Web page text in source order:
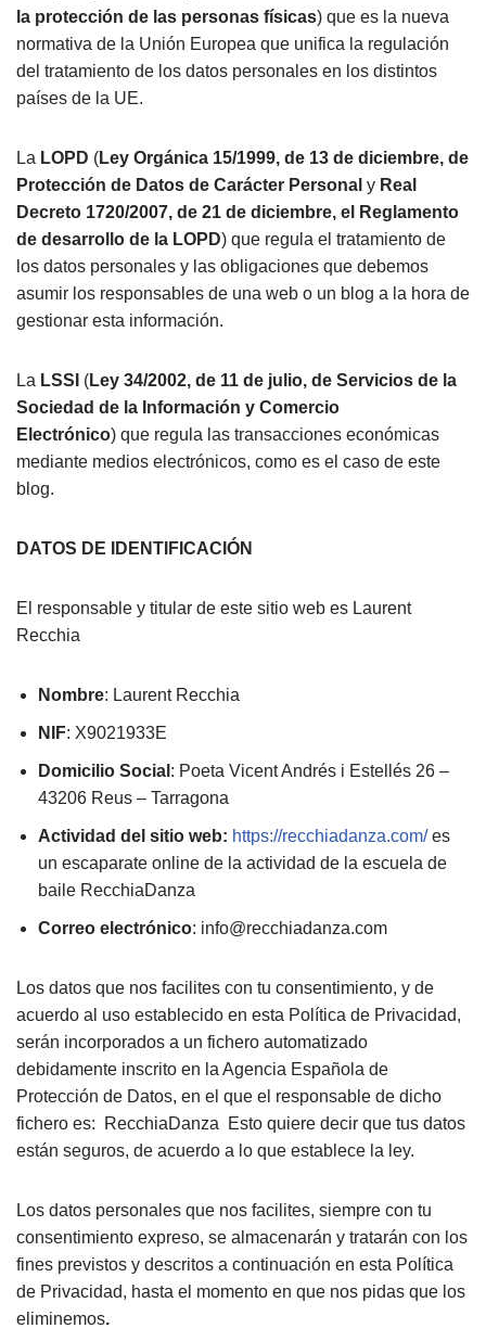
la protección de las personas físicas) que es la nueva
normativa de la Unión Europea que unifica la regulación
del tratamiento de los datos personales en los distintos
países de la UE.
La LOPD (Ley Orgánica 15/1999, de 13 de diciembre, de
Protección de Datos de Carácter Personal y Real
Decreto 1720/2007, de 21 de diciembre, el Reglamento
de desarrollo de la LOPD) que regula el tratamiento de
los datos personales y las obligaciones que debemos
asumir los responsables de una web o un blog a la hora de
gestionar esta información.
La LSSI (Ley 34/2002, de 11 de julio, de Servicios de la
Sociedad de la Información y Comercio
Electrónico) que regula las transacciones económicas
mediante medios electrónicos, como es el caso de este
blog.
DATOS DE IDENTIFICACIÓN
El responsable y titular de este sitio web es Laurent
Recchia
Nombre: Laurent Recchia
NIF: X9021933E
Domicilio Social : Poeta Vicent Andrés i Estellés 26 –
43206 Reus – Tarragona
Actividad del sitio web: https://recchiadanza.com/es
un escaparate online de la actividad de la escuela de
baile RecchiaDanza
Correo electrónico: info@recchiadanza.com
Los datos que nos facilites con tu consentimiento, y de
acuerdo al uso establecido en esta Política de Privacidad,
serán incorporados a un fichero automatizado
debidamente inscrito en la Agencia Española de
Protección de Datos, en el que el responsable de dicho
fichero es: RecchiaDanza Esto quiere decir que tus datos
están seguros, de acuerdo a lo que establece la ley.
Los datos personales que nos facilites, siempre con tu
consentimiento expreso, se almacenarán y tratarán con los
fines previstos y descritos a continuación en esta Política
de Privacidad, hasta el momento en que nos pidas que los
eliminemos.